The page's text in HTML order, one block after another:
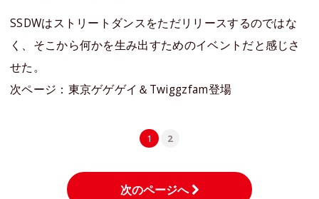
SSDWはストリートダンスをただリリースするのではな
く、そこから何かを生み出すためのイベントだと感じさ
せた。
次ページ：東京ゲゲゲイ＆Twiggzfam登場
1 2
次のページへ